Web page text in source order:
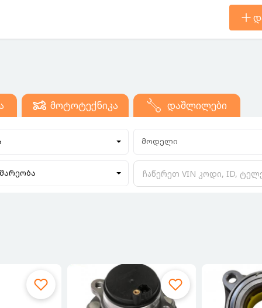
მოტოტექნიკა დაშლილები
მოდელი